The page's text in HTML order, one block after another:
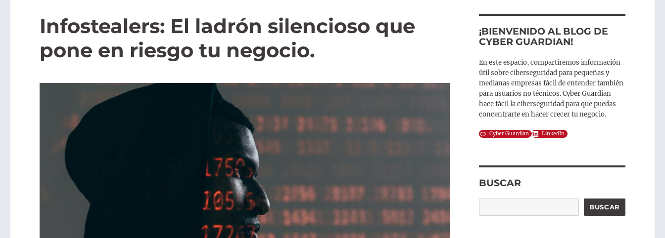
Infostealers: El ladrón silencioso que
pone en riesgo tu negocio.
¡BIENVENIDO AL BLOG DE
CYBER GUARDIAN!
En este espacio, compartiremos información
útil sobre ciberseguridad para pequeñas y
medianas empresas fácil de entender también
para usuarios no técnicos. Cyber Guardian
hace fácil la ciberseguridad para que puedas
concentrarte en hacer crecer tu negocio.
Cyber Guardian LinkedIn
BUSCAR
BUSCAR